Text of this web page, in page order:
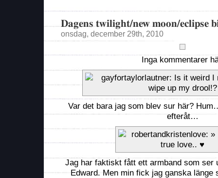
Dagens twilight/new moon/eclipse
onsdag, december 29th, 2010
Inga kommentarer
Var det bara jag som blev sur här?
efteråt…
Jag har faktiskt fått ett armband som ser
Edward. Men min fick jag ganska länge